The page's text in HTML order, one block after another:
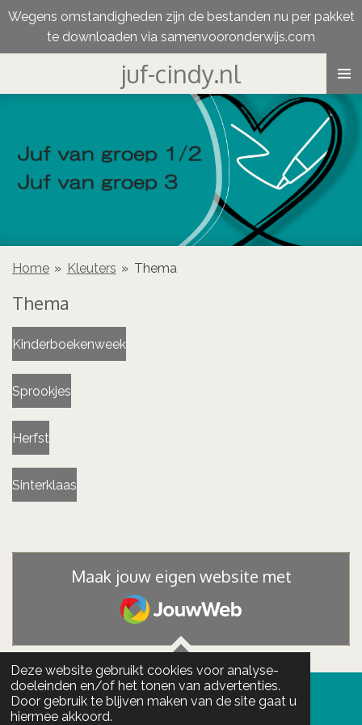
Deze website gebruikt cookies voor analyse-
doeleinden en/of het tonen van advertenties.
Door gebruik te blijven maken van de site gaat u
hiermee akkoord.
Ga
naar
hoofdinhoud
juf-cindy.nl
Wegens omstandigheden zijn de bestanden nu per pakket
te downloaden via samenvooronderwijs.com
Home » Kleuters » Thema
Thema
Kinderboekenweek
Sprookjes
Herfst
Sinterklaas
Maak jouw eigen website met
JouwWeb
TOP